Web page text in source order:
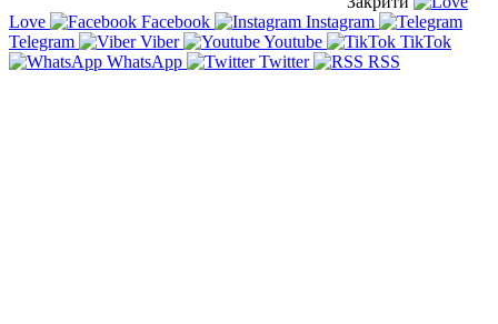
Love
Facebook
Instagram
Telegram
Viber Youtube
TikTok
WhatsApp
Twitter RSS